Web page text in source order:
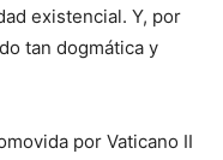
existencial. Y, por
tan dogmática y
por Vaticano II